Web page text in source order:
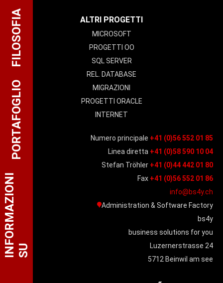
ALTRI PROGETTI
MICROSOFT
PROGETTI OO
SQL SERVER
REL. DATABASE
MIGRAZIONI
PROGETTI ORACLE
INTERNET
Numero principale +41 (0)56 552 01 85
Linea diretta +41 (0)58 590 10 04
Stefan Tröhler +41 (0)44 442 01 80
Fax +41 (0)56 552 01 86
info@bs4y.ch
Administration & Software Factory
bs4y
business solutions for you
Luzernerstrasse 24
5712 Beinwil am see
I
N
F
O
R
M
A
Z
I
O
N
I
S U
PORTAFOGLIO
FILOSOFIA